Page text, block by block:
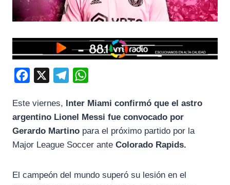
c
e
b
l
e
g
a
t
s
Este viernes, Inter Miami confirmó que el astro
argentino Lionel Messi fue convocado por
Gerardo Martino para el próximo partido por la
Major League Soccer ante Colorado Rapids.
El campeón del mundo superó su lesión en el